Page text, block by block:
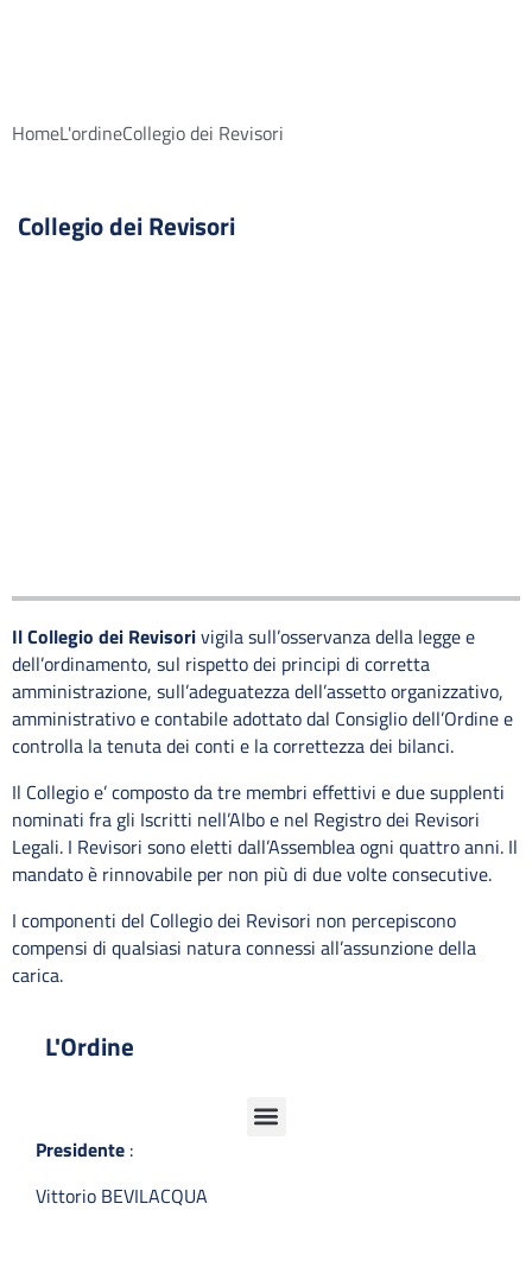
HomeL'ordineCollegio dei Revisori
Collegio dei Revisori
Il Collegio dei Revisorivigila sull’osservanza della legge e
dell’ordinamento, sul rispetto dei principi di corretta
amministrazione, sull’adeguatezza dell’assetto organizzativo,
amministrativo e contabile adottato dal Consiglio dell’Ordine e
controlla la tenuta dei conti e la correttezza dei bilanci.
Il Collegio e’ composto da tre membri effettivi e due supplenti
nominati fra gli Iscritti nell’Albo e nel Registro dei Revisori
Legali. I Revisori sono eletti dall’Assemblea ogni quattro anni. Il
mandato è rinnovabile per non più di due volte consecutive.
I componenti del Collegio dei Revisori non percepiscono
compensi di qualsiasi natura connessi all’assunzione della
carica.
L'Ordine
Presidente :
Vittorio BEVILACQUA